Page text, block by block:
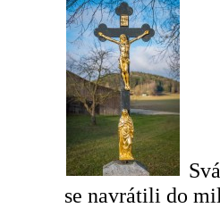
se navrátili do